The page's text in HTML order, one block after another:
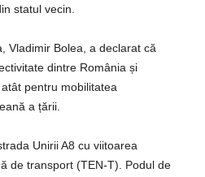
statul vecin.
Vladimir Bolea, a declarat că
dintre România și
pentru mobilitatea
a țării.
Unirii A8 cu viitoarea
de transport (TEN-T). Podul de